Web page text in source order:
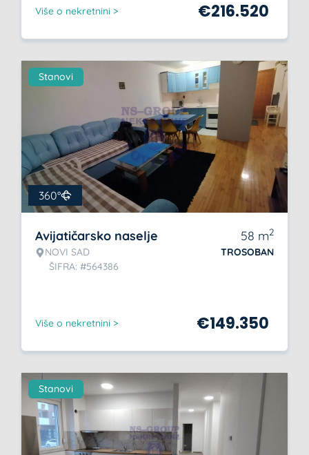
Više o nekretnini > €216.520
Stanovi
360°
Avijatičarsko naselje
NOVI SAD
ŠIFRA: #564386
58 m2
TROSOBAN
Više o nekretnini > €149.350
Stanovi